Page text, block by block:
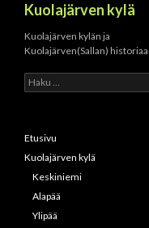
Kuolajärven kylä
Kuolajärven kylän ja
Kuolajärven(Sallan) historiaa
H
a
:Etusivu
Kuolajärven kylä
Keskiniemi
Alapää
Ylipää